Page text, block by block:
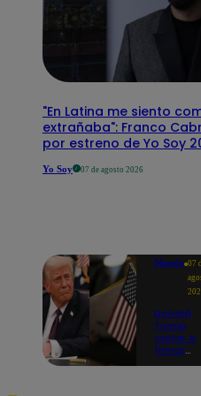
"En Latina me siento
extrañaba": Franco
por estreno de Yo Soy
Yo Soy 07 de agosto 2026
Mundo 07
Donald
Trump
vuelve a
firmar